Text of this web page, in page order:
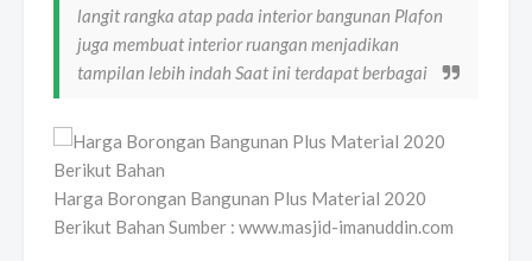
langit rangka atap pada interior bangunan Plafon
juga membuat interior ruangan menjadikan
tampilan lebih indah Saat ini terdapat berbagai
Harga Borongan Bangunan Plus Material 2020
Berikut Bahan Sumber : www.masjid-imanuddin.com